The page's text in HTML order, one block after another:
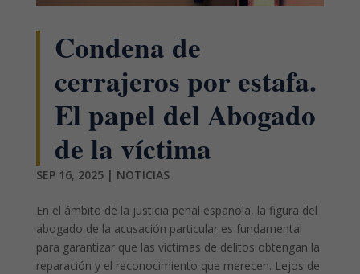
Condena de
cerrajeros por estafa.
El papel del Abogado
de la víctima
SEP 16, 2025| NOTICIAS
En el ámbito de la justicia penal española, la figura del
abogado de la acusación particular es fundamental
para garantizar que las víctimas de delitos obtengan la
reparación y el reconocimiento que merecen. Lejos de